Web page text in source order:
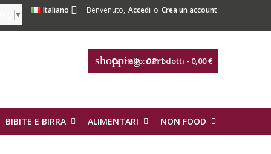
Benvenuto, Accedi o Crea un account
Italiano 
▼
shopping_cart
Carrello:0Prodotti - 0,00 €
BIBITE E BIRRA ALIMENTARI NON FOOD